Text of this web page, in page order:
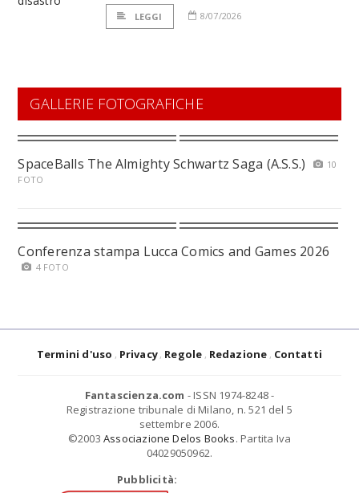
LEGGI 8/07/2026
GALLERIE FOTOGRAFICHE
SpaceBalls The Almighty Schwartz Saga (A.S.S.)
10
FOTO
Conferenza stampa Lucca Comics and Games 2026
4 FOTO
Termini d'uso Privacy Regole Redazione Contatti
Fantascienza.com - ISSN 1974-8248 -
Registrazione tribunale di Milano, n. 521 del 5
settembre 2006.
©2003 Associazione Delos Books. Partita Iva
04029050962.
Pubblicità: